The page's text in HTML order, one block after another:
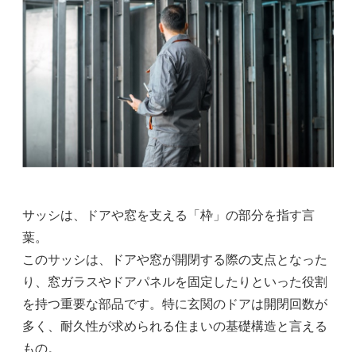
サッシは、ドアや窓を支える「枠」の部分を指す言
葉。
このサッシは、ドアや窓が開閉する際の支点となった
り、窓ガラスやドアパネルを固定したりといった役割
を持つ重要な部品です。特に玄関のドアは開閉回数が
多く、耐久性が求められる住まいの基礎構造と言える
もの。